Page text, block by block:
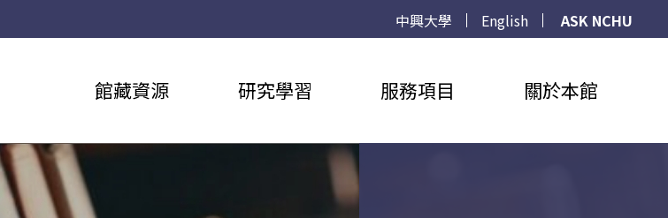
中興大學 English
ASK NCHU
館藏資源 研究學習 服務項目 關於本館